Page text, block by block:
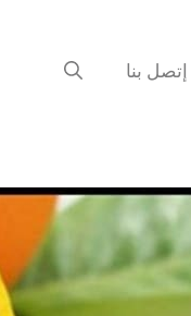
إتصل بنا